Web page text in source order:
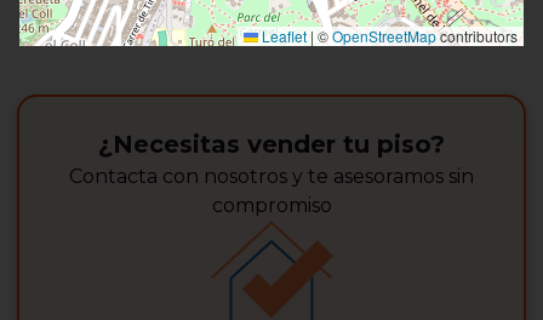
Leaflet| ©OpenStreetMapcontributors
¿Necesitas vender tu piso?
Contacta con nosotros y te asesoramos sin
compromiso